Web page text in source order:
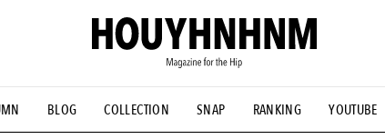
BLOG COLLECTION SNAP RANKING YOUTUBE
#古着サミット #NEW VINTAGE #マイナーグッド図鑑